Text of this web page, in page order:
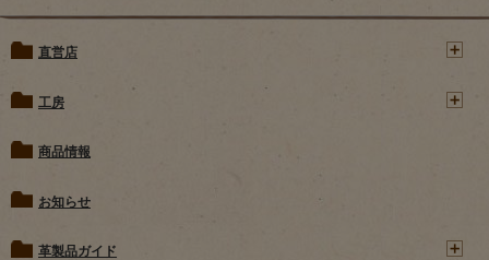
直営店
工房
商品情報
お知らせ
革製品ガイド